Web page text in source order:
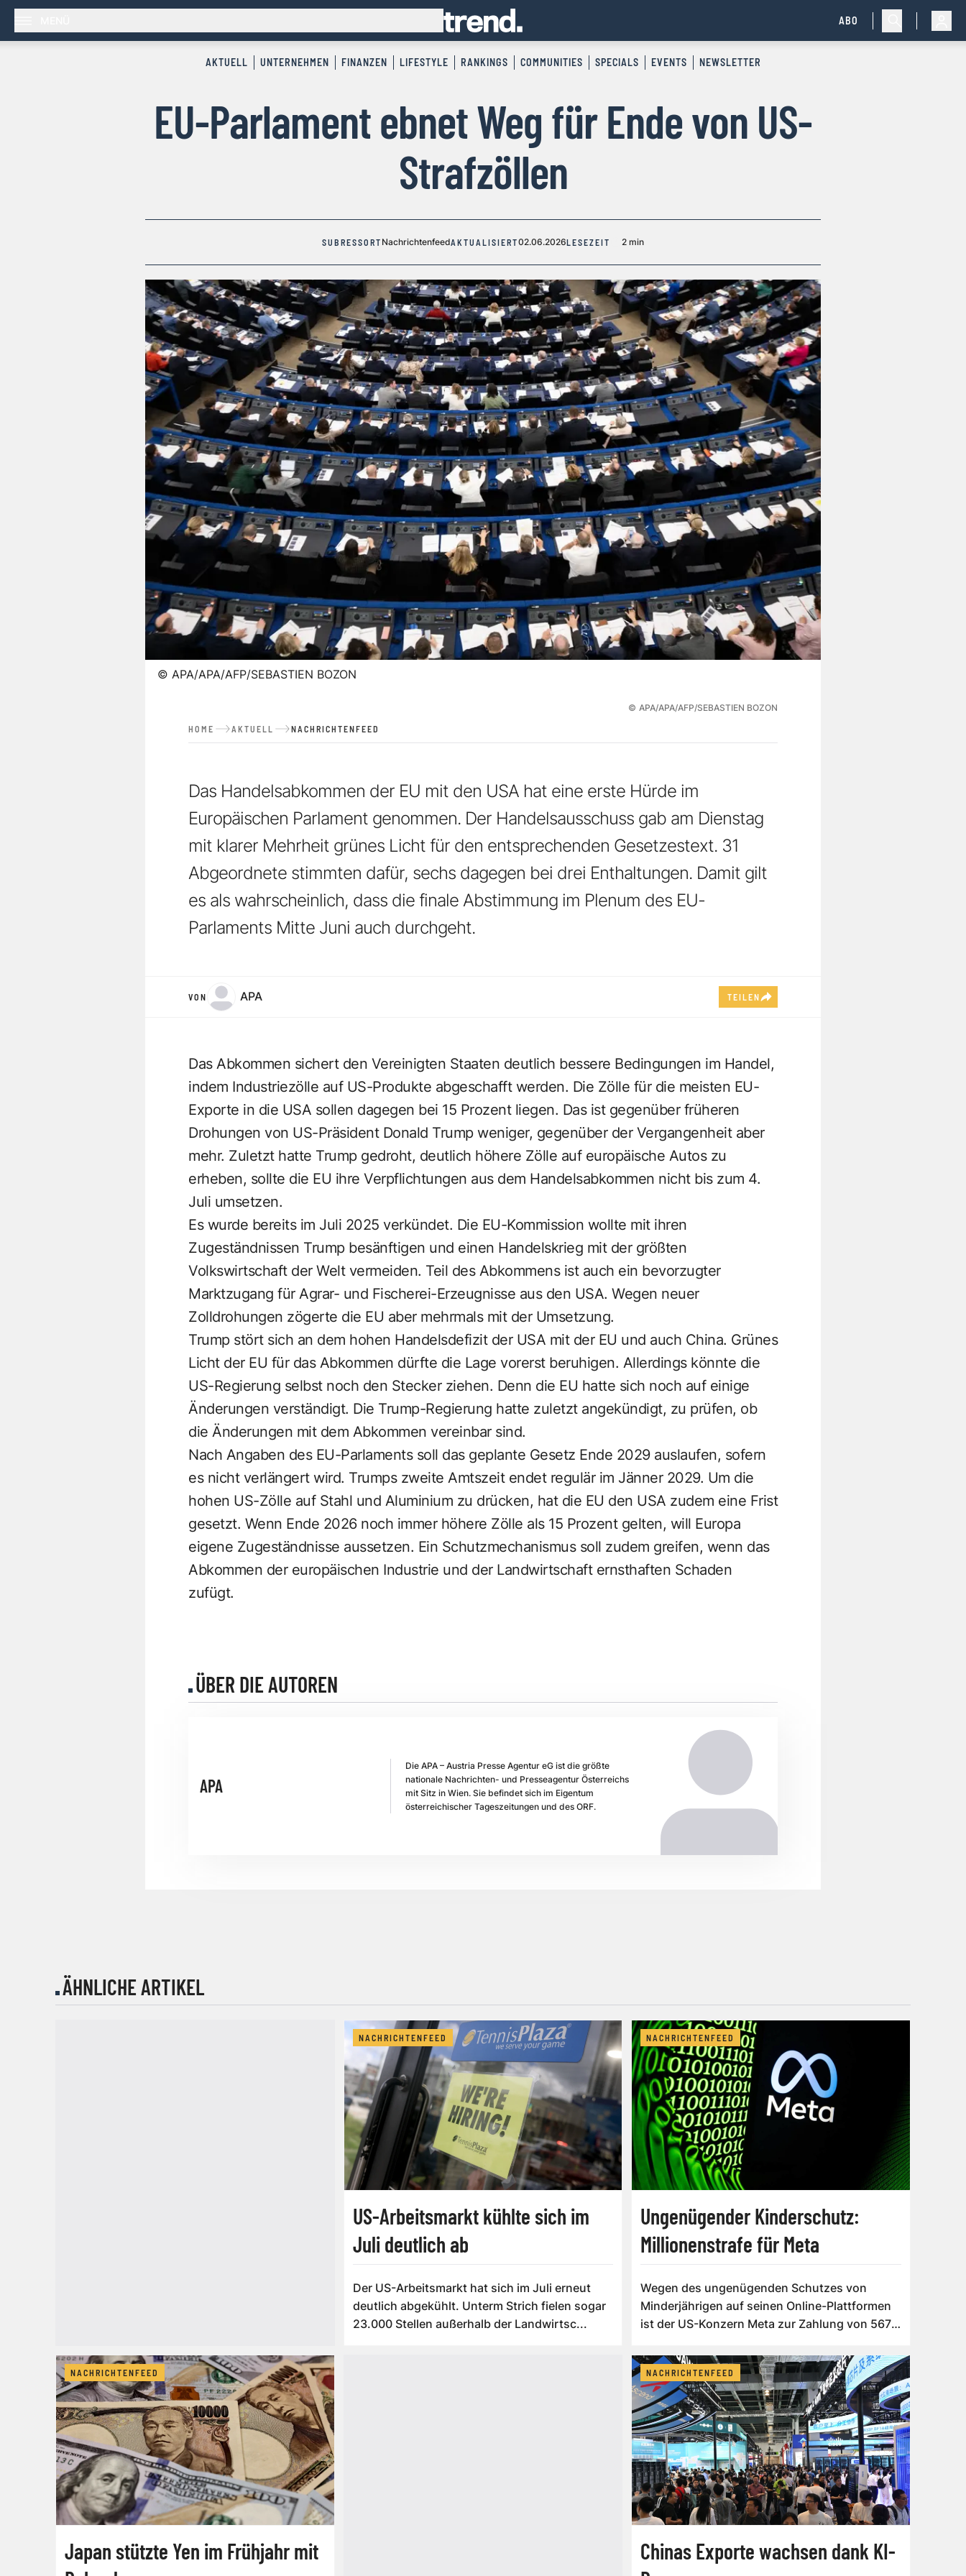
ABO
AKTUELL UNTERNEHMEN FINANZEN LIFESTYLE RANKINGS COMMUNITIES SPECIALS EVENTS NEWSLETTER
EU-Parlament ebnet Weg für Ende von US-
Strafzöllen
SUBRESSORT NachrichtenfeedAKTUALISIERT02.06.2026LESEZEIT 2 min
© APA/APA/AFP/SEBASTIEN BOZON
© APA/APA/AFP/SEBASTIEN BOZON
HOME AKTUELL NACHRICHTENFEED
Das Handelsabkommen der EU mit den USA hat eine erste Hürde im
Europäischen Parlament genommen. Der Handelsausschuss gab am Dienstag
mit klarer Mehrheit grünes Licht für den entsprechenden Gesetzestext. 31
Abgeordnete stimmten dafür, sechs dagegen bei drei Enthaltungen. Damit gilt
es als wahrscheinlich, dass die finale Abstimmung im Plenum des EU-
Parlaments Mitte Juni auch durchgeht.
VON APA TEILEN
Das Abkommen sichert den Vereinigten Staaten deutlich bessere Bedingungen im Handel,
indem Industriezölle auf US-Produkte abgeschafft werden. Die Zölle für die meisten EU-
Exporte in die USA sollen dagegen bei 15 Prozent liegen. Das ist gegenüber früheren
Drohungen von US-Präsident Donald Trump weniger, gegenüber der Vergangenheit aber
mehr. Zuletzt hatte Trump gedroht, deutlich höhere Zölle auf europäische Autos zu
erheben, sollte die EU ihre Verpflichtungen aus dem Handelsabkommen nicht bis zum 4.
Juli umsetzen.
Es wurde bereits im Juli 2025 verkündet. Die EU-Kommission wollte mit ihren
Zugeständnissen Trump besänftigen und einen Handelskrieg mit der größten
Volkswirtschaft der Welt vermeiden. Teil des Abkommens ist auch ein bevorzugter
Marktzugang für Agrar- und Fischerei-Erzeugnisse aus den USA. Wegen neuer
Zolldrohungen zögerte die EU aber mehrmals mit der Umsetzung.
Trump stört sich an dem hohen Handelsdefizit der USA mit der EU und auch China. Grünes
Licht der EU für das Abkommen dürfte die Lage vorerst beruhigen. Allerdings könnte die
US-Regierung selbst noch den Stecker ziehen. Denn die EU hatte sich noch auf einige
Änderungen verständigt. Die Trump-Regierung hatte zuletzt angekündigt, zu prüfen, ob
die Änderungen mit dem Abkommen vereinbar sind.
Nach Angaben des EU-Parlaments soll das geplante Gesetz Ende 2029 auslaufen, sofern
es nicht verlängert wird. Trumps zweite Amtszeit endet regulär im Jänner 2029. Um die
hohen US-Zölle auf Stahl und Aluminium zu drücken, hat die EU den USA zudem eine Frist
gesetzt. Wenn Ende 2026 noch immer höhere Zölle als 15 Prozent gelten, will Europa
eigene Zugeständnisse aussetzen. Ein Schutzmechanismus soll zudem greifen, wenn das
Abkommen der europäischen Industrie und der Landwirtschaft ernsthaften Schaden
zufügt.
ÜBER DIE AUTOREN
APA
Die APA – Austria Presse Agentur eG ist die größte
nationale Nachrichten- und Presseagentur Österreichs
mit Sitz in Wien. Sie befindet sich im Eigentum
österreichischer Tageszeitungen und des ORF.
ÄHNLICHE ARTIKEL
NACHRICHTENFEED
US-Arbeitsmarkt kühlte sich im
Juli deutlich ab
Der US-Arbeitsmarkt hat sich im Juli erneut
deutlich abgekühlt. Unterm Strich fielen sogar
23.000 Stellen außerhalb der Landwirtsc...
NACHRICHTENFEED
Ungenügender Kinderschutz:
Millionenstrafe für Meta
Wegen des ungenügenden Schutzes von
Minderjährigen auf seinen Online-Plattformen
ist der US-Konzern Meta zur Zahlung von 567
NACHRICHTENFEED
Japan stützte Yen im Frühjahr mit
NACHRICHTENFEED
Chinas Exporte wachsen dank KI-